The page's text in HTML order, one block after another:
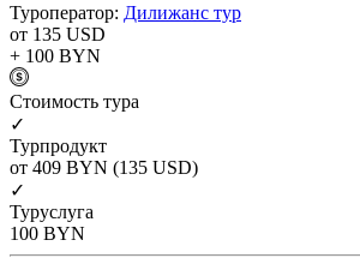
Туроператор: Дилижанс тур
от 135 USD
+ 100 BYN
Cтоимость тура
✓
Турпродукт
от 409 BYN (135 USD)
✓
Туруслуга
100 BYN